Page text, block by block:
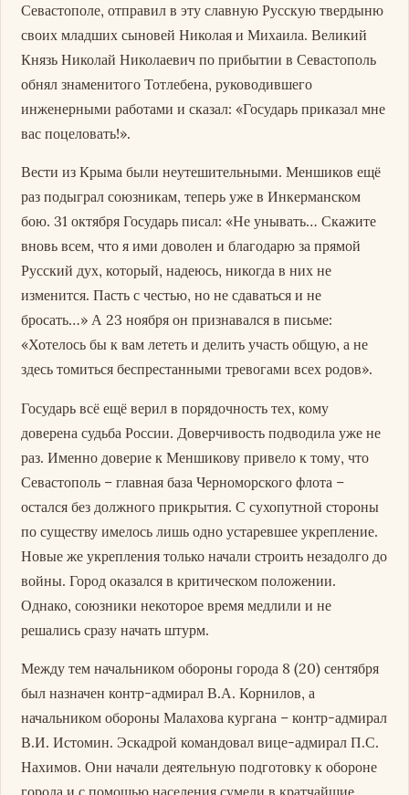
Севастополе, отправил в эту славную Русскую твердыню
своих младших сыновей Николая и Михаила. Великий
Князь Николай Николаевич по прибытии в Севастополь
обнял знаменитого Тотлебена, руководившего
инженерными работами и сказал: «Государь приказал мне
вас поцеловать!».
Вести из Крыма были неутешительными. Меншиков ещё
раз подыграл союзникам, теперь уже в Инкерманском
бою. 31 октября Государь писал: «Не унывать… Скажите
вновь всем, что я ими доволен и благодарю за прямой
Русский дух, который, надеюсь, никогда в них не
изменится. Пасть с честью, но не сдаваться и не
бросать…» А 23 ноября он признавался в письме:
«Хотелось бы к вам лететь и делить участь общую, а не
здесь томиться беспрестанными тревогами всех родов».
Государь всё ещё верил в порядочность тех, кому
доверена судьба России. Доверчивость подводила уже не
раз. Именно доверие к Меншикову привело к тому, что
Севастополь – главная база Черноморского флота –
остался без должного прикрытия. С сухопутной стороны
по существу имелось лишь одно устаревшее укрепление.
Новые же укрепления только начали строить незадолго до
войны. Город оказался в критическом положении.
Однако, союзники некоторое время медлили и не
решались сразу начать штурм.
Между тем начальником обороны города 8 (20) сентября
был назначен контр-адмирал В.А. Корнилов, а
начальником обороны Малахова кургана – контр-адмирал
В.И. Истомин. Эскадрой командовал вице-адмирал П.С.
Нахимов. Они начали деятельную подготовку к обороне
города и с помощью населения сумели в кратчайшие